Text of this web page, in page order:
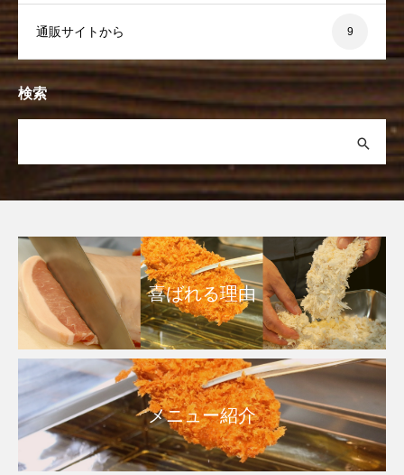
通販サイトから 9
検索
喜ばれる理由
メニュー紹介